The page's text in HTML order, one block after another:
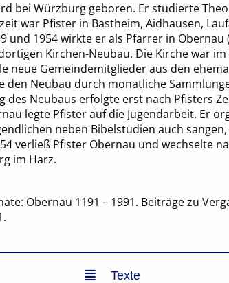
bei Würzburg geboren. Er studierte
war Pfister in Bastheim, Aidhausen,
und 1954 wirkte er als Pfarrer in
Kirchen-Neubau. Die Kirche war
neue Gemeindemitglieder aus den
Neubau durch monatliche
Neubaus erfolgte erst nach Pfisters
legte Pfister auf die Jugendarbeit. Er
neben Bibelstudien auch
verließ Pfister Obernau und wechselte
im Harz.
Obernau 1191 – 1991. Beiträge zu
Texte